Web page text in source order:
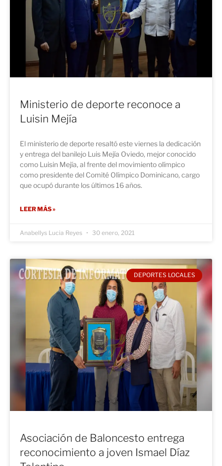
Ministerio de deporte reconoce a
Luisin Mejía
El ministerio de deporte resaltó este viernes la dedicación
y entrega del banilejo Luis Mejía Oviedo, mejor conocido
como Luisin Mejía, al frente del movimiento olímpico
como presidente del Comité Olímpico Dominicano, cargo
que ocupó durante los últimos 16 años.
LEER MÁS »
Anabellys Lucia Reyes 30 enero, 2021
DEPORTES LOCALES
Asociación de Baloncesto entrega
reconocimiento a joven Ismael Díaz